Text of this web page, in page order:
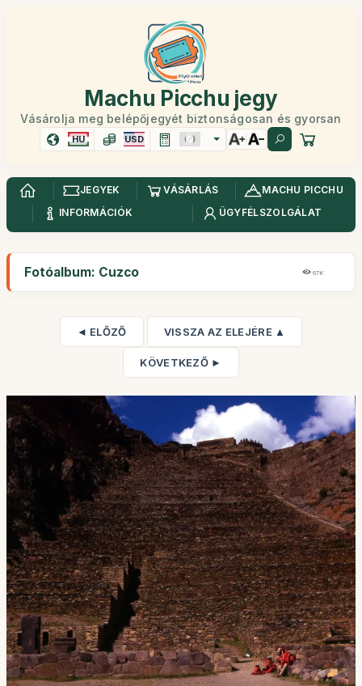
Machu Picchu jegy
Vásárolja meg belépőjegyét biztonságosan és gyorsan
HU USD
JEGYEK VÁSÁRLÁS
MACHU PICCHU
INFORMÁCIÓK
ÜGYFÉLSZOLGÁLAT
Fotóalbum: Cuzco 67K
◄ ELŐZŐ VISSZA AZ ELEJÉRE ▲
KÖVETKEZŐ ►